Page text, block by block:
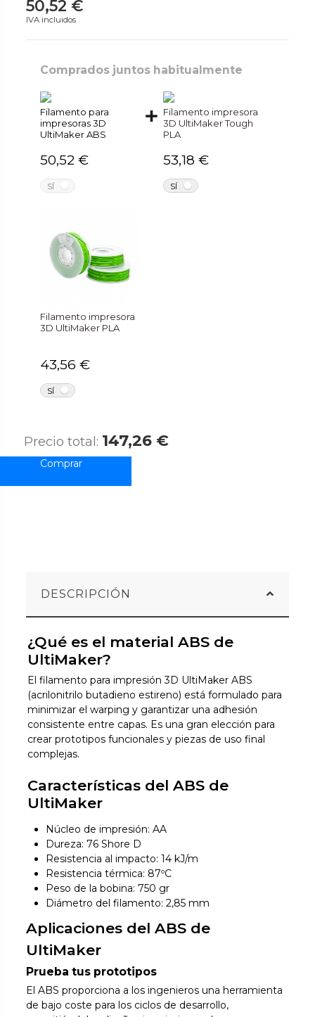
50,52 €
IVA incluidos
Comprados juntos habitualmente
Filamento para
impresoras 3D
UltiMaker ABS
50,52 €
SÍ
Filamento impresora
3D UltiMaker Tough
PLA
53,18 €
SÍ
Filamento impresora
3D UltiMaker PLA
43,56 €
SÍ
Precio total: 147,26 €
DESCRIPCIÓN
¿Qué es el material ABS de
UltiMaker?
El filamento para impresión 3D UltiMaker ABS
(acrilonitrilo butadieno estireno) está formulado para
minimizar el warping y garantizar una adhesión
consistente entre capas. Es una gran elección para
crear prototipos funcionales y piezas de uso final
complejas.
Características del ABS de
UltiMaker
Núcleo de impresión: AA
Dureza: 76 Shore D
Resistencia al impacto: 14 kJ/m
Resistencia térmica: 87ºC
Peso de la bobina: 750 gr
Diámetro del filamento: 2,85 mm
Aplicaciones del ABS de
UltiMaker
Prueba tus prototipos
El ABS proporciona a los ingenieros una herramienta
de bajo coste para los ciclos de desarrollo,